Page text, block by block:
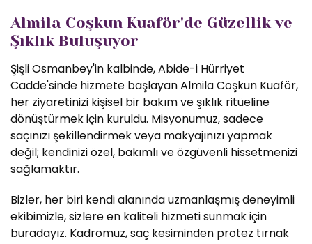
Almila Coşkun Kuaför'de Güzellik ve
Şıklık Buluşuyor
Şişli Osmanbey'in kalbinde, Abide-i Hürriyet
Cadde'sinde hizmete başlayan Almila Coşkun Kuaför,
her ziyaretinizi kişisel bir bakım ve şıklık ritüeline
dönüştürmek için kuruldu. Misyonumuz, sadece
saçınızı şekillendirmek veya makyajınızı yapmak
değil; kendinizi özel, bakımlı ve özgüvenli hissetmenizi
sağlamaktır.
Bizler, her biri kendi alanında uzmanlaşmış deneyimli
ekibimizle, sizlere en kaliteli hizmeti sunmak için
buradayız. Kadromuz, saç kesiminden protez tırnak